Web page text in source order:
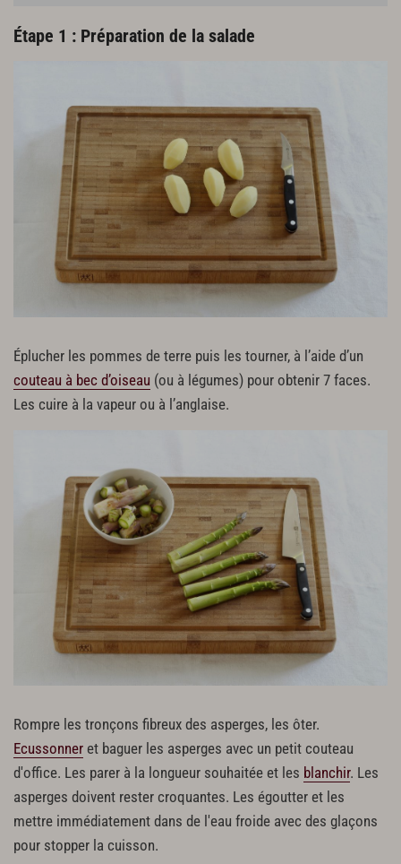
Étape 1 : Préparation de la salade
Éplucher les pommes de terre puis les tourner, à l’aide d’un
couteau à bec d’oiseau (ou à légumes) pour obtenir 7 faces.
Les cuire à la vapeur ou à l’anglaise.
Rompre les tronçons fibreux des asperges, les ôter.
Ecussonner et baguer les asperges avec un petit couteau
d'office. Les parer à la longueur souhaitée et les blanchir. Les
asperges doivent rester croquantes. Les égoutter et les
mettre immédiatement dans de l'eau froide avec des glaçons
pour stopper la cuisson.